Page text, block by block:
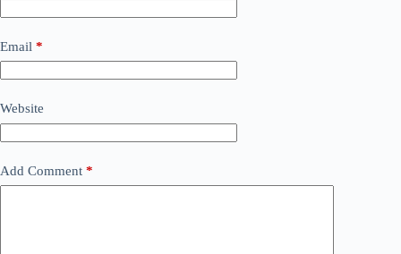
Email *
Website
Add Comment *